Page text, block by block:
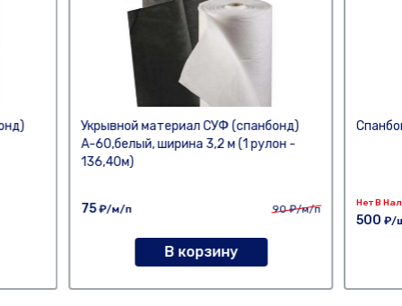
Укрывной материал СУФ (спанбонд)
А-60,белый, ширина 3,2 м (1 рулон -
136,40м)
75₽/м/п 90₽/м/п
В корзину
Нет В
500 ₽/